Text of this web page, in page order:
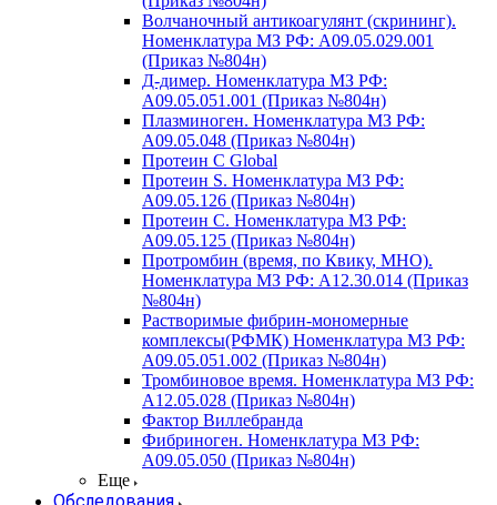
Волчаночный антикоагулянт (скрининг).
Номенклатура МЗ РФ: A09.05.029.001
(Приказ №804н)
Д-димер. Номенклатура МЗ РФ:
A09.05.051.001 (Приказ №804н)
Плазминоген. Номенклатура МЗ РФ:
A09.05.048 (Приказ №804н)
Протеин C Global
Протеин S. Номенклатура МЗ РФ:
A09.05.126 (Приказ №804н)
Протеин С. Номенклатура МЗ РФ:
A09.05.125 (Приказ №804н)
Протромбин (время, по Квику, МНО).
Номенклатура МЗ РФ: A12.30.014 (Приказ
№804н)
Растворимые фибрин-мономерные
комплексы(РФМК) Номенклатура МЗ РФ:
A09.05.051.002 (Приказ №804н)
Тромбиновое время. Номенклатура МЗ РФ:
A12.05.028 (Приказ №804н)
Фактор Виллебранда
Фибриноген. Номенклатура МЗ РФ:
A09.05.050 (Приказ №804н)
Еще